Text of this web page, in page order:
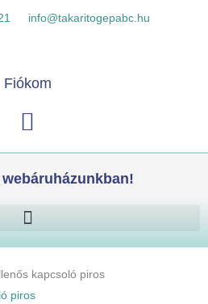
info@takaritogepabc.hu
Fiókom
Kosár
kapcsoló piros